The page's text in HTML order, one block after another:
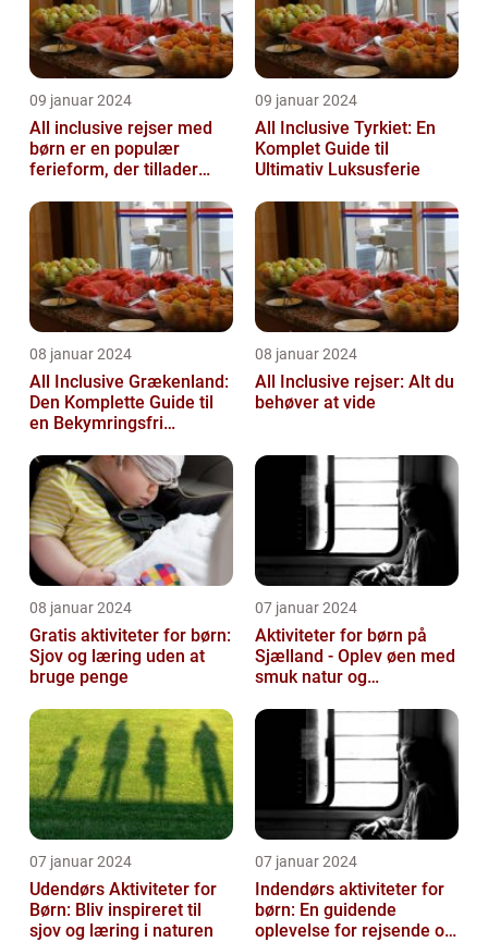
09 januar 2024
All inclusive rejser med
børn er en populær
ferieform, der tillader
afslappende ...
09 januar 2024
All Inclusive Tyrkiet: En
Komplet Guide til
Ultimativ Luksusferie
08 januar 2024
All Inclusive Grækenland:
Den Komplette Guide til
en Bekymringsfri
08 januar 2024
All Inclusive rejser: Alt du
behøver at vide
08 januar 2024
Gratis aktiviteter for børn:
Sjov og læring uden at
bruge penge
07 januar 2024
Aktiviteter for børn på
Sjælland - Oplev øen med
smuk natur og
07 januar 2024
Udendørs Aktiviteter for
Børn: Bliv inspireret til
sjov og læring i naturen
07 januar 2024
Indendørs aktiviteter for
børn: En guidende
oplevelse for rejsende og